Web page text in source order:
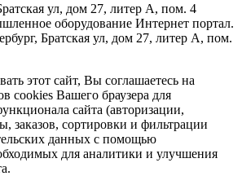
ул, дом 27, литер А, пом. 4
оборудование Интернет портал.
Братская ул, дом 27, литер А, пом.
этот сайт, Вы соглашаетесь на
cookies Вашего браузера для
сайта (авторизации,
заказов, сортировки и фильтрации
данных с помощью
для аналитики и улучшения